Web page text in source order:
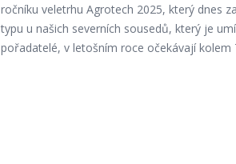
ročníku veletrhu Agrotech 2025, který dnes
typu u našich severních sousedů, který je
pořadatelé, v letošním roce očekávají kolem